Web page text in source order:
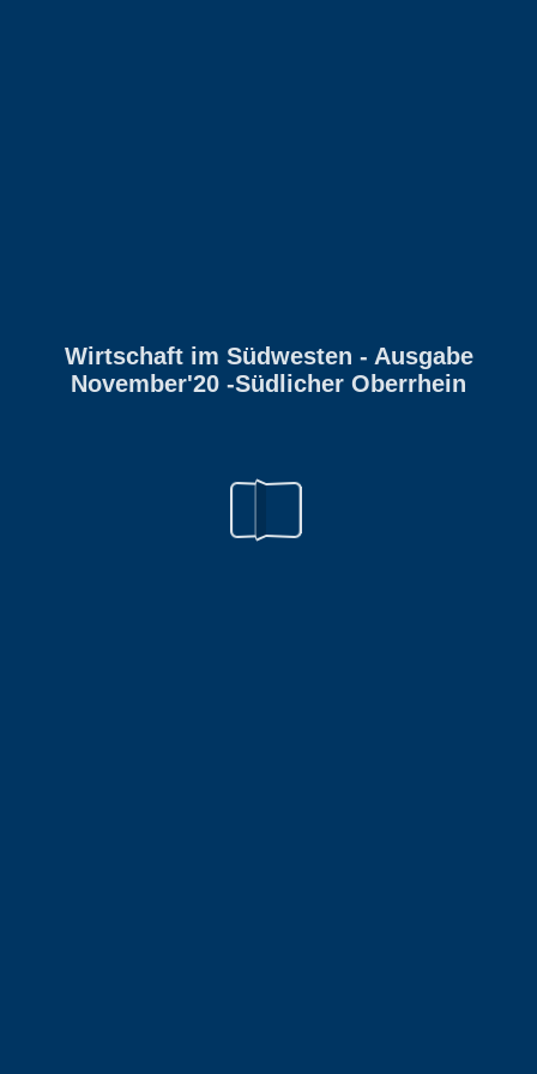
Wirtschaft im Südwesten - Ausgabe
November'20 -Südlicher Oberrhein